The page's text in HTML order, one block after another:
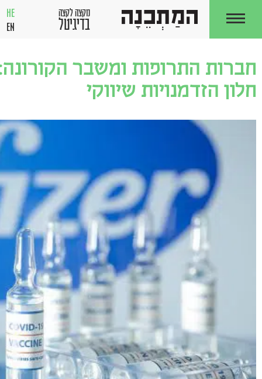
מקצה לקצה
בדיגיטל
HE
EN
חברות התרופות ומשבר
חלון הזדמנויות שיווקי